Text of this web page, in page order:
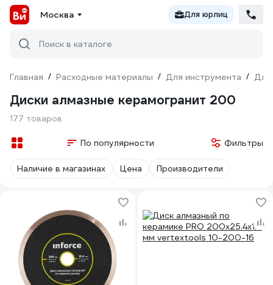
Москва Для юрлиц
Поиск в каталоге
Главная / Расходные материалы / Для инструмента / Для
Диски алмазные керамогранит 200
177 товаров
По популярности Фильтры
Наличие в магазинах Цена Производители